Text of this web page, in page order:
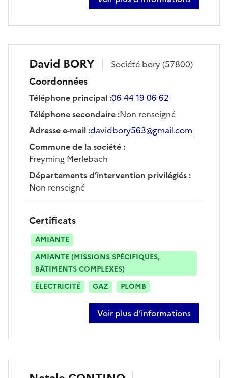
sur lhoussaine amazouzi
David BORY Société bory(57800)
Coordonnées
Téléphone principal:06 44 19 06 62
Téléphone secondaire:Non renseigné
Adresse e-mail:davidbory563@gmail.com
Commune de la société:
Freyming Merlebach
Départements d’intervention privilégiés:
Non renseigné
Certificats
AMIANTE
AMIANTE (MISSIONS SPÉCIFIQUES,
BÂTIMENTS COMPLEXES)
ÉLECTRICITÉ
GAZ PLOMB
Voir plus d’informations
sur david bory